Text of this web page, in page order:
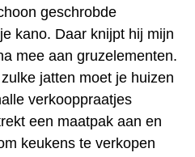
geschrobde
kano. Daar knijpt hij mijn
mee aan gruzelementen.
jatten moet je huizen
verkooppraatjes
een maatpak aan en
keukens te verkopen